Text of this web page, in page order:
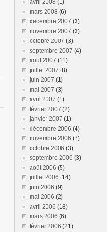
avril 2008 (1)
mars 2008 (6)
décembre 2007 (3)
novembre 2007 (3)
octobre 2007 (3)
septembre 2007 (4)
août 2007 (11)
juillet 2007 (8)
juin 2007 (1)
mai 2007 (3)
avril 2007 (1)
février 2007 (2)
janvier 2007 (1)
décembre 2006 (4)
novembre 2006 (7)
octobre 2006 (3)
septembre 2006 (3)
août 2006 (5)
juillet 2006 (14)
juin 2006 (9)
mai 2006 (2)
avril 2006 (18)
mars 2006 (6)
février 2006 (21)